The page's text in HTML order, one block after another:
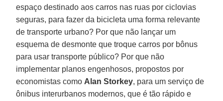
espaço destinado aos carros nas ruas por ciclovias
seguras, para fazer da bicicleta uma forma relevante
de transporte urbano? Por que não lançar um
esquema de desmonte que troque carros por bônus
para usar transporte público? Por que não
implementar planos engenhosos, propostos por
economistas como Alan Storkey, para um serviço de
ônibus interurbanos modernos, que é tão rápido e